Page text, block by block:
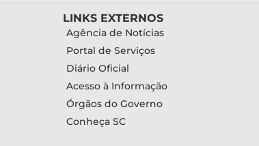
LINKS EXTERNOS
Agência de Notícias
Portal de Serviços
Diário Oficial
Acesso à Informação
Órgãos do Governo
Conheça SC